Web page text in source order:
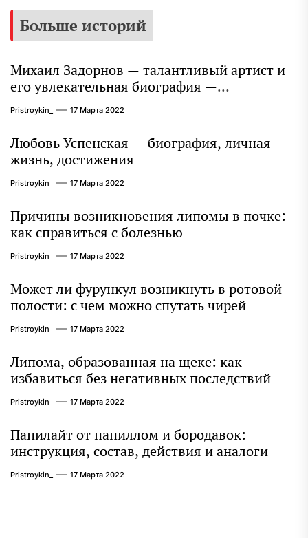
Больше историй
Михаил Задорнов — талантливый артист и
его увлекательная биография —
выдающиеся достижения, известность и
интересные факты из личной жизни!
Pristroykin_ 17 Марта 2022
Любовь Успенская — биография, личная
жизнь, достижения
Pristroykin_ 17 Марта 2022
Причины возникновения липомы в почке:
как справиться с болезнью
Pristroykin_ 17 Марта 2022
Может ли фурункул возникнуть в ротовой
полости: с чем можно спутать чирей
Pristroykin_ 17 Марта 2022
Липома, образованная на щеке: как
избавиться без негативных последствий
Pristroykin_ 17 Марта 2022
Папилайт от папиллом и бородавок:
инструкция, состав, действия и аналоги
Pristroykin_ 17 Марта 2022